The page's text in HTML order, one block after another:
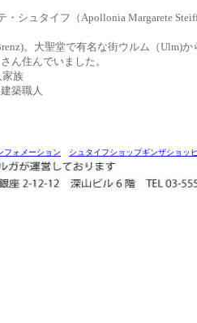
シュタイフ（Apollonia Margarete
。大聖堂で有名な街ウルム（Ulm)
ん住んでいました。
家族
築職人
フォメーション シュタイフショップギンザショッ